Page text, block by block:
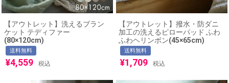
【アウトレット】洗えるブラン
ケット テディファー
(80×120cm)
送料無料
¥4,559 税込
【アウトレット】撥水・防ダニ
加工の洗えるピローパッド ふわ
ふわヘリンボン(45×65cm)
送料無料
¥1,709 税込